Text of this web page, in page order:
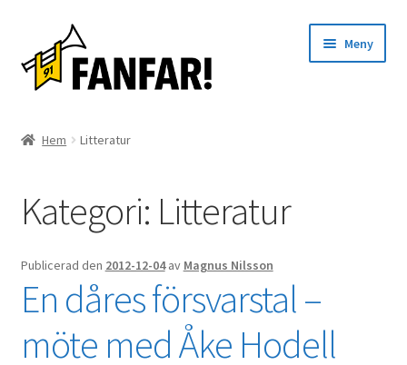
till
navigering
till
innehåll
Meny
Evenemang
Artiklar
Om oss
Kontakt
Hem Litteratur
Kategori: Litteratur
Publicerad den 2012-12-04 av Magnus Nilsson
En dåres försvarstal –
möte med Åke Hodell